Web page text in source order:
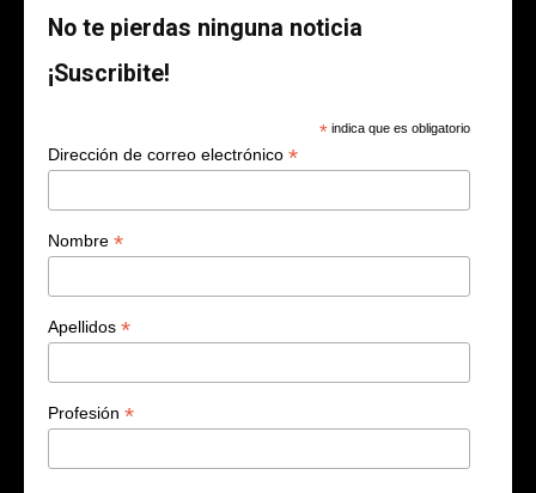
No te pierdas ninguna noticia
¡Suscribite!
* indica que es obligatorio
Dirección de correo electrónico *
Nombre *
Apellidos *
Profesión *